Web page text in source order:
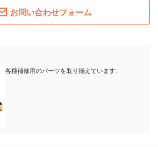
お問い合わせフォーム
各種補修用のパーツを取り揃えています。